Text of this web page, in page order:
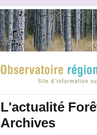
L'actualité
Archives